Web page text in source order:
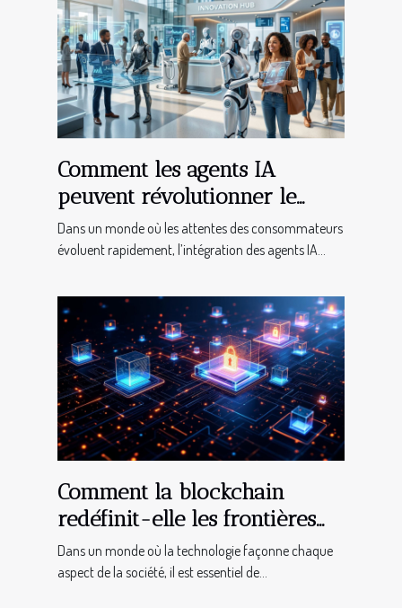
Comment les agents IA
peuvent révolutionner le
service client dans divers
secteurs ?
Dans un monde où les attentes des consommateurs
évoluent rapidement, l’intégration des agents IA...
Comment la blockchain
redéfinit-elle les frontières
de la justice ?
Dans un monde où la technologie façonne chaque
aspect de la société, il est essentiel de...